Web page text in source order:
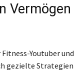
Vermögen
Youtuber und
gezielte Strategien